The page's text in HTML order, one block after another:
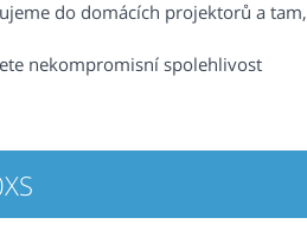
do domácích projektorů a tam,
nekompromisní spolehlivost